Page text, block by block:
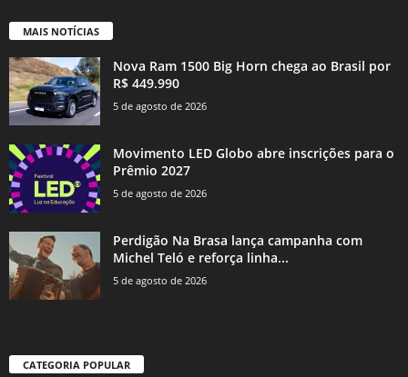
MAIS NOTÍCIAS
Nova Ram 1500 Big Horn chega ao Brasil por
R$ 449.990
5 de agosto de 2026
Movimento LED Globo abre inscrições para o
Prêmio 2027
5 de agosto de 2026
Perdigão Na Brasa lança campanha com
Michel Teló e reforça linha...
5 de agosto de 2026
CATEGORIA POPULAR